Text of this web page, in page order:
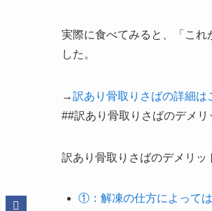
実際に食べてみると、「こ
した。
→訳あり骨取りさばの詳細は
##訳あり骨取りさばのデメリ
訳あり骨取りさばのデメリッ
①：解凍の仕方によって